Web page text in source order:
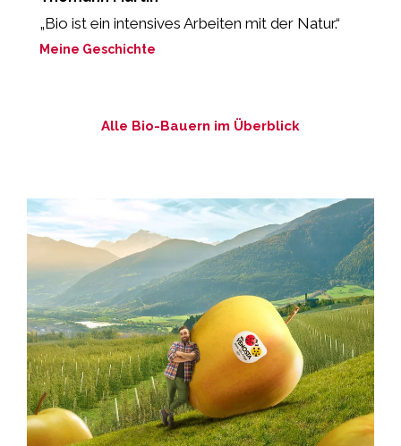
„Bio ist ein intensives Arbeiten mit der Natur.“
Meine Geschichte
Alle Bio-Bauern im Überblick